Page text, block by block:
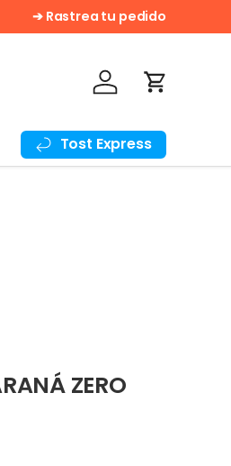
Gratis! En compras sobre
➔ Rastrea tu pedido
Iniciar sesión
Carrito
Tost Express
ZERO